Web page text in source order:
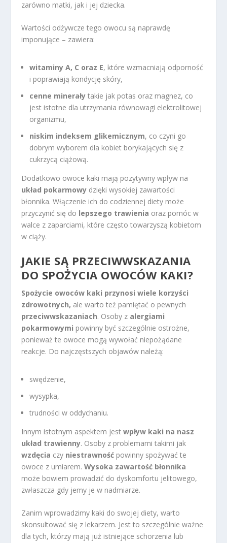
zarówno matki, jak i jej dziecka.
Wartości odżywcze tego owocu są naprawdę
imponujące – zawiera:
witaminy A, C oraz E, które wzmacniają odporność
i poprawiają kondycję skóry,
cenne minerały takie jak potas oraz magnez, co
jest istotne dla utrzymania równowagi elektrolitowej
organizmu,
niskim indeksem glikemicznym, co czyni go
dobrym wyborem dla kobiet borykających się z
cukrzycą ciążową.
Dodatkowo owoce kaki mają pozytywny wpływ na
układ pokarmowy dzięki wysokiej zawartości
błonnika. Włączenie ich do codziennej diety może
przyczynić się do lepszego trawienia oraz pomóc w
walce z zaparciami, które często towarzyszą kobietom
w ciąży.
JAKIE SĄ PRZECIWWSKAZANIA
DO SPOŻYCIA OWOCÓW KAKI?
Spożycie owoców kaki przynosi wiele korzyści
zdrowotnych, ale warto też pamiętać o pewnych
przeciwwskazaniach. Osoby z alergiami
pokarmowymi powinny być szczególnie ostrożne,
ponieważ te owoce mogą wywołać niepożądane
reakcje. Do najczęstszych objawów należą:
swędzenie,
wysypka,
trudności w oddychaniu.
Innym istotnym aspektem jestwpływ kaki na nasz
układ trawienny. Osoby z problemami takimi jak
wzdęcia czy niestrawność powinny spożywać te
owoce z umiarem.Wysoka zawartość błonnika
może bowiem prowadzić do dyskomfortu jelitowego,
zwłaszcza gdy jemy je w nadmiarze.
Zanim wprowadzimy kaki do swojej diety, warto
skonsultować się z lekarzem. Jest to szczególnie ważne
dla tych, którzy mają już istniejące schorzenia lub